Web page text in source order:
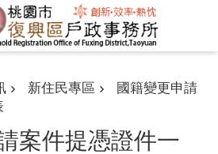
新住民專區
國籍變更申請
案件提憑證件一